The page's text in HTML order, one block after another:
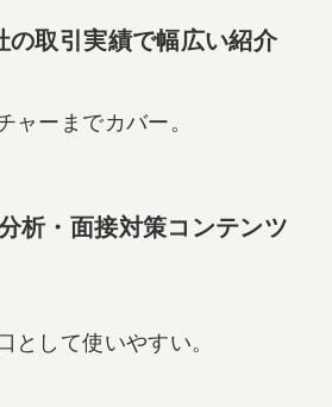
取引実績で幅広い紹介
ャーまでカバー。
析・面接対策コンテンツ
として使いやすい。